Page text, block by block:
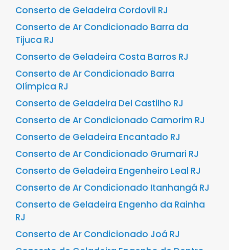
Conserto de Geladeira Cordovil RJ
Conserto de Ar Condicionado Barra da
Tijuca RJ
Conserto de Geladeira Costa Barros RJ
Conserto de Ar Condicionado Barra
Olímpica RJ
Conserto de Geladeira Del Castilho RJ
Conserto de Ar Condicionado Camorim RJ
Conserto de Geladeira Encantado RJ
Conserto de Ar Condicionado Grumari RJ
Conserto de Geladeira Engenheiro Leal RJ
Conserto de Ar Condicionado Itanhangá RJ
Conserto de Geladeira Engenho da Rainha
RJ
Conserto de Ar Condicionado Joá RJ